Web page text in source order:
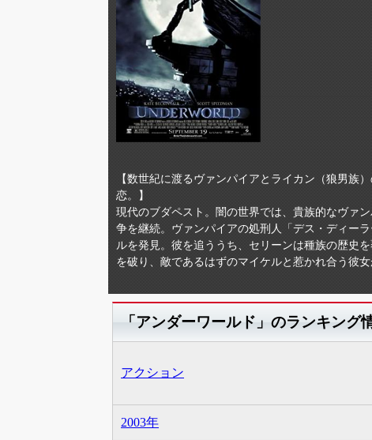
【数世紀に渡るヴァンパイアとライカン（狼男族
恋。】
現代のブダペスト。闇の世界では、貴族的なヴァ
争を継続。ヴァンパイアの処刑人「デス・ディー
ルを発見。彼を追ううち、セリーンは種族の歴史
を破り、敵であるはずのマイケルと惹かれ合う彼
「アンダーワールド」のランキング
アクション
2003年